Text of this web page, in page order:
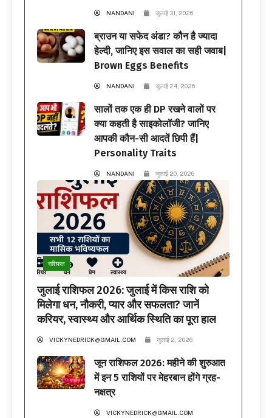
NANDANI जुलाई 31, 2026
ब्राउन या सफेद अंडा? कौन है ज्यादा
हेल्दी, जानिए इस सवाल का सही जवाब|
Brown Eggs Benefits
NANDANI जुलाई 24, 2026
सालों तक एक ही DP रखने वालों पर
क्या कहती है साइकोलॉजी? जानिए
आपकी कौन-सी आदतें छिपी हैं|
Personality Traits
NANDANI जुलाई 20, 2026
राशिफल
जुलाई राशिफल 2026: जुलाई में किस राशि को
मिलेगा धन, नौकरी, प्यार और सफलता? जानें
करियर, स्वास्थ्य और आर्थिक स्थिति का पूरा हाल
VICKYNEDRICK@GMAIL.COM जुलाई 2, 2026
जून राशिफल 2026: महीने की शुरुआत
में इन 5 राशियों पर मेहरबान होंगे ग्रह-
नक्षत्र
VICKYNEDRICK@GMAIL.COM